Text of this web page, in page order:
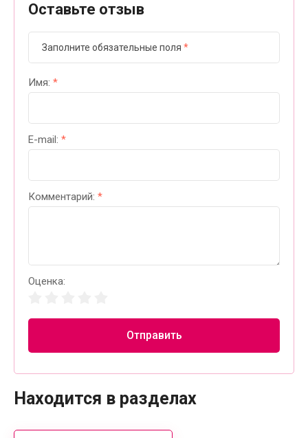
Оставьте отзыв
Заполните обязательные поля *
Имя: *
E-mail: *
Комментарий: *
Оценка:
Отправить
Находится в разделах